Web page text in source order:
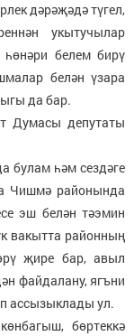
дәрәҗәдә түгел,
укытучылар
белем бирү
белән үзара
да бар.
Думасы депутаты
булам һәм сездәге
Чишмә районында
эш белән тәэмин
вакытта районның
җире бар, авыл
файдалану, ягъни
ассызыклады ул.
бөртеккә